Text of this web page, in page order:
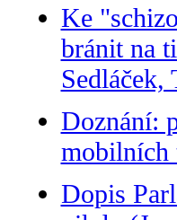
Ke
bránit na
Sedláček,
Doznání:
mobilních
Dopis